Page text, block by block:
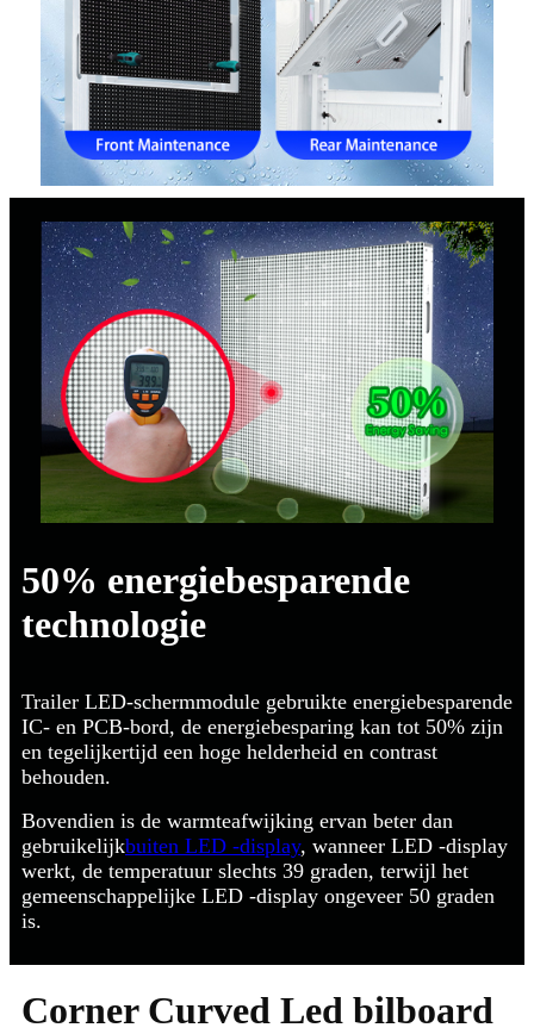
50% energiebesparende
technologie
Trailer LED-schermmodule gebruikte energiebesparende
IC- en PCB-bord, de energiebesparing kan tot 50% zijn
en tegelijkertijd een hoge helderheid en contrast
behouden.
Bovendien is de warmteafwijking ervan beter dan
gebruikelijkbuiten LED -display, wanneer LED -display
werkt, de temperatuur slechts 39 graden, terwijl het
gemeenschappelijke LED -display ongeveer 50 graden
is.
Corner Curved Led bilboard